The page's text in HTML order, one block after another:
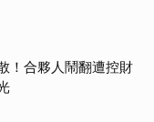
！合夥人鬧翻遭控財